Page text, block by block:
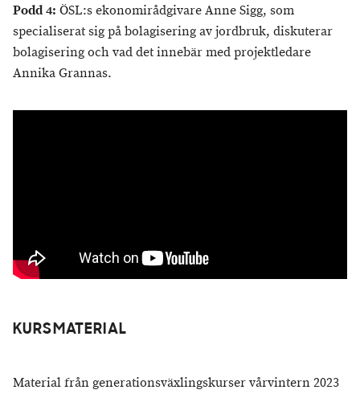
Podd 4: ÖSL:s ekonomirådgivare Anne Sigg, som
specialiserat sig på bolagisering av jordbruk, diskuterar
bolagisering och vad det innebär med projektledare
Annika Grannas.
KURSMATERIAL
Material från generationsväxlingskurser vårvintern 2023